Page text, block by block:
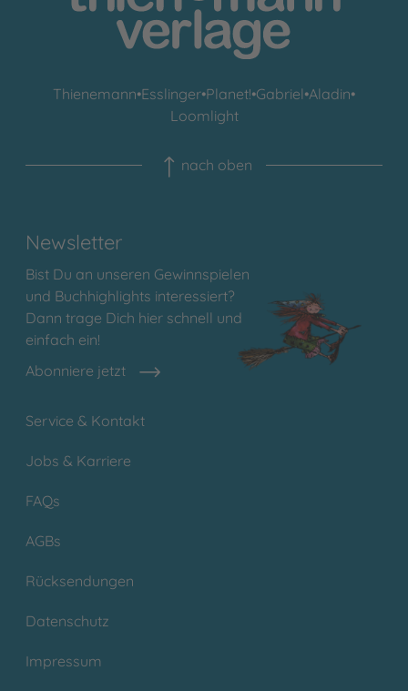
Thienemann•Esslinger•Planet!•Gabriel•Aladin•
Loomlight
nach oben
Newsletter
Bist Du an unseren Gewinnspielen
und Buchhighlights interessiert?
Dann trage Dich hier schnell und
einfach ein!
Abonniere jetzt
Service & Kontakt
Jobs & Karriere
FAQs
AGBs
Rücksendungen
Datenschutz
Impressum